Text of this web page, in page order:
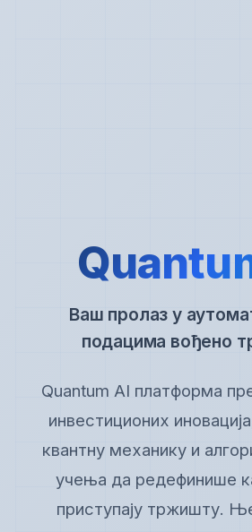
Ваш пролаз у
подацима вођено
Quantum AI платформа
инвестиционих
квантну механику и
учења да редефинише
приступају тржишту.